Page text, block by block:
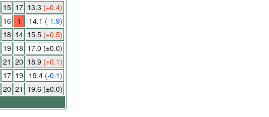
15 17 13.3 (+0.4)
16 1 14.1 (-1.9)
18 14 15.5 (+0.5)
19 18 17.0 (±0.0)
21 20 18.9 (+0.1)
17 19 19.4 (-0.1)
20 21 19.6 (±0.0)